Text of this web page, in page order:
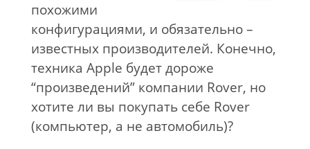
похожими
конфигурациями, и обязательно –
известных производителей. Конечно,
техника Apple будет дороже
“произведений” компании Rover, но
хотите ли вы покупать себе Rover
(компьютер, а не автомобиль)?